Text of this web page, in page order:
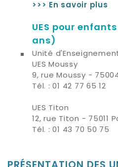
>>> En savoir plus
UES pour
ans)
Unité
UES Moussy
9, rue Moussy -
Tél. : 01 42 77 65 12
UES Titon
12, rue Titon - 75011
Tél. : 01 43 70 50 75